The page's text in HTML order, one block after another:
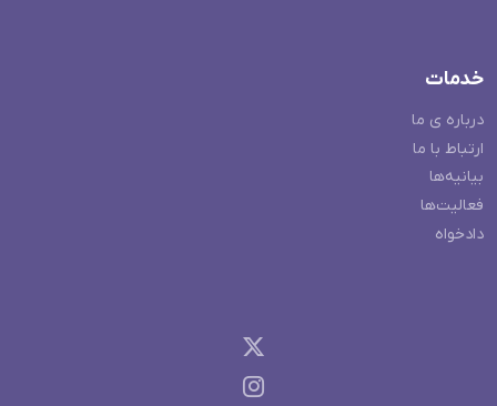
خدمات
درباره ی ما
ارتباط با ما
بیانیه‌ها
فعالیت‌ها
دادخواه